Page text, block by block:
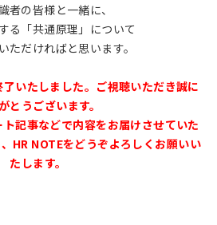
者の皆様と一緒に、
る「共通原理」について
ただければと思います。
いたしました。ご視聴いただき誠に
とうございます。
記事などで内容をお届けさせていた
HR NOTEをどうぞよろしくお願いい
たします。